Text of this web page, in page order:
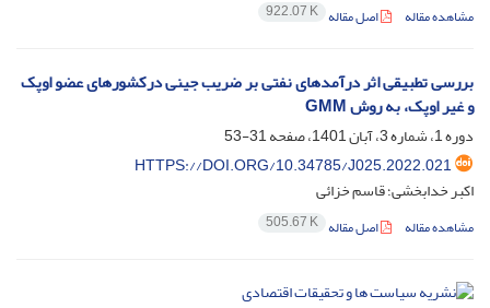
مشاهده مقاله اصل مقاله 922.07 K
بررسی تطبیقی اثر درآمدهای نفتی بر ضریب جینی درکشورهای عضو اوپک
و غیر اوپک، به روش GMM
دوره 1، شماره 3، آبان 1401، صفحه
31-53
HTTPS://DOI.ORG/10.34785/J025.2022.021
اکبر خدابخشی؛ قاسم خزائی
مشاهده مقاله اصل مقاله 505.67 K